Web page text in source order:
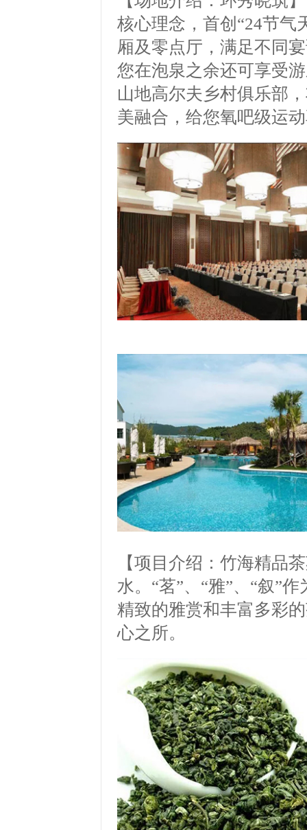
核心理念，首创 “24节气
厢及零点厅，满足不同
您在泡泉之余还可享受
山地高尔夫乡村俱乐部
美融合，给您氧吧级运
【项目介绍：竹海精品
水。 “茗”、 “雅”、 “叙”作
精致的雅赏和丰富多彩
心之所。